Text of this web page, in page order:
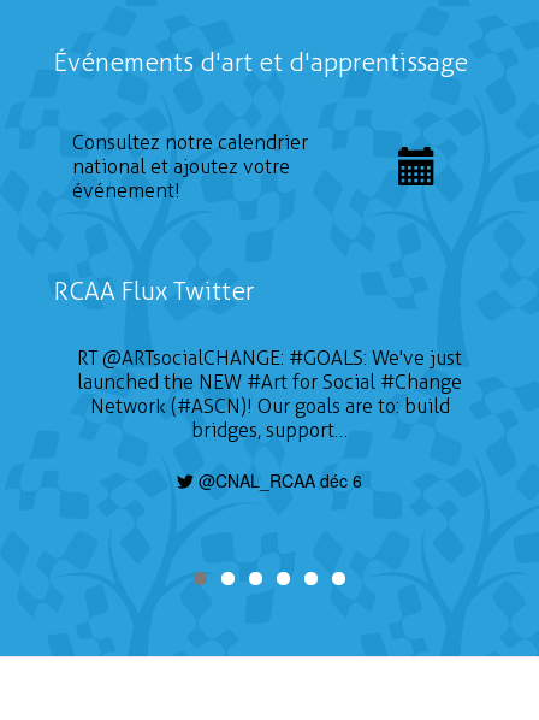
Événements d'art et d'apprentissage
Consultez notre calendrier
national et ajoutez votre
événement!
RCAA Flux Twitter
RT@ARTsocialCHANGE: #GOALS: We've just
launched the NEW #Art for Social #Change
Network (#ASCN)! Our goals are to: build
bridges, support…
@CNAL_RCAA déc 6